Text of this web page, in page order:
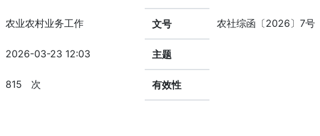
农业农村业务工作 文号 农社综函〔2026〕7号
2026-03-23 12:03 主题
815 次 有效性